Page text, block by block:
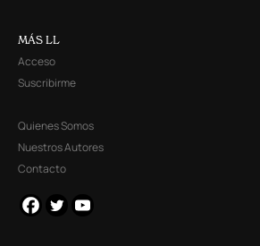
MÁS LL
Acceso
Suscribirme
Quienes Somos
Nuestros Autores
Contacto